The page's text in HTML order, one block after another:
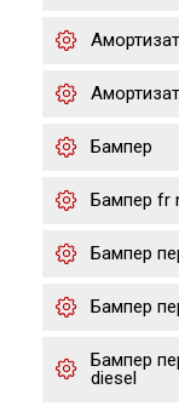
Бампер
Бампер fr
Бампер
Бампер
Бампер
diesel